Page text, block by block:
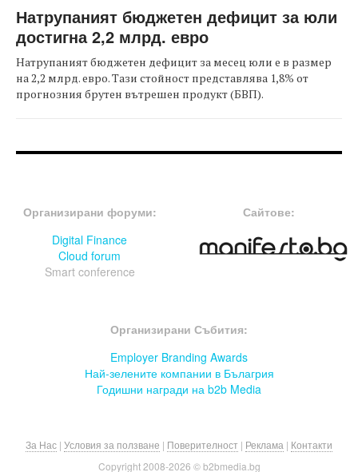
Натрупаният бюджетен дефицит за юли
достигна 2,2 млрд. евро
Натрупаният бюджетен дефицит за месец юли е в размер
на 2,2 млрд. евро. Тази стойност представлява 1,8% от
прогнозния брутен вътрешен продукт (БВП).
Организирани форуми:
Digital Finance
Cloud forum
Smart conference
Сайтове:
Организирани Събития:
Employer Branding Awards
Най-зелените компании в Бълагрия
Годишни награди на b2b Media
За Нас | Условия за ползване | Поверителност | Реклама | Контакти
Copyright 2008-2026 © b2bmedia.bg